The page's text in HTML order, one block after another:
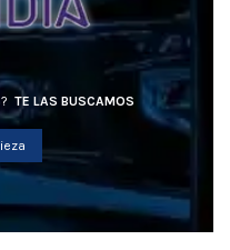
TE LAS BUSCAMOS